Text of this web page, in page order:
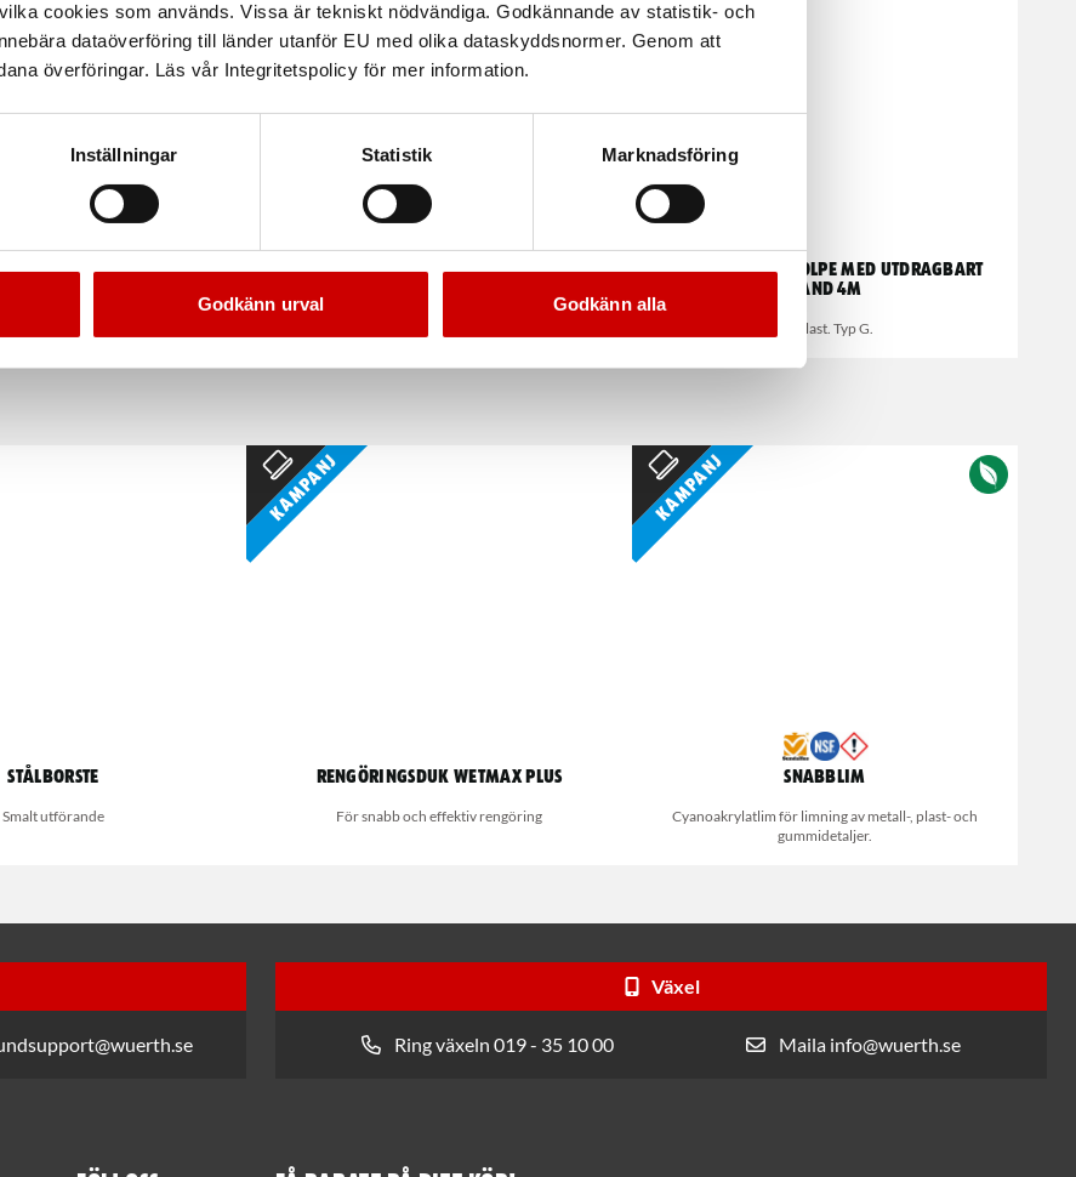
cookies som används. Vissa är tekniskt nödvändiga. Godkännande av statistik- och
dataöverföring till länder utanför EU med olika dataskyddsnormer. Genom att
överföringar. Läs vår Integritetspolicy för mer information.
Inställningar Statistik Marknadsföring
Godkänn urval Godkänn alla
med utdragbart band
Väggavspärrning med utdragbart band
Avspärrningsstolpe med utdragbart
band 4M
Av plast. Typ G.
Stålborste
Smalt utförande
Kampanj
Rengöringsduk Wetmax Plus
För snabb och effektiv rengöring
Kampanj
Snabblim
Cyanoakrylatlim för limning av metall-, plast- och
gummidetaljer.
Växel
Ring växeln 019 - 35 10 00 Maila info@wuerth.se